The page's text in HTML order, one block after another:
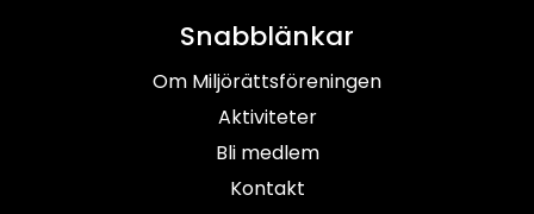
Snabblänkar
Om Miljörättsföreningen
Aktiviteter
Bli medlem
Kontakt